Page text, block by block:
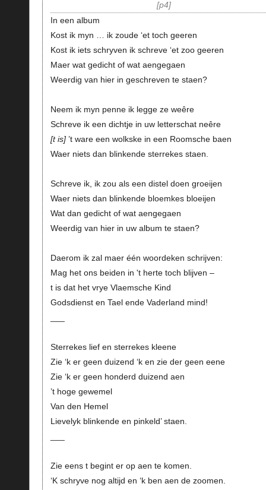
p4
In een album
Kost ik myn … ik zoude ‘et toch geeren
Kost ik iets schryven ik schreve ‘et zoo geeren
Maer wat gedicht of wat aengegaen
Weerdig van hier in geschreven te staen?
Neem ik myn penne ik legge ze weêre
Schreve ik een dichtje in uw letterschat neêre
t is ’t ware een wolkske in een Roomsche baen
Waer niets dan blinkende sterrekes staen.
Schreve ik, ik zou als een distel doen groeijen
Waer niets dan blinkende bloemkes bloeijen
Wat dan gedicht of wat aengegaen
Weerdig van hier in uw album te staen?
Daerom ik zal maer één woordeken schrijven:
Mag het ons beiden in 't herte toch blijven –
t is dat het vrye Vlaemsche Kind
Godsdienst en Tael ende Vaderland mind!
Sterrekes lief en sterrekes kleene
Zie ‘k er geen duizend ‘k en zie der geen eene
Zie ‘k er geen honderd duizend aen
’t hoge gewemel
Van den Hemel
Lievelyk blinkende en pinkeld’ staen.
Zie eens t begint er op aen te komen.
‘K schryve nog altijd en ‘k ben aen de zoomen.